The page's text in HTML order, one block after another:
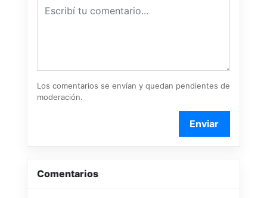
Los comentarios se envían y quedan pendientes de
moderación.
Enviar
Comentarios